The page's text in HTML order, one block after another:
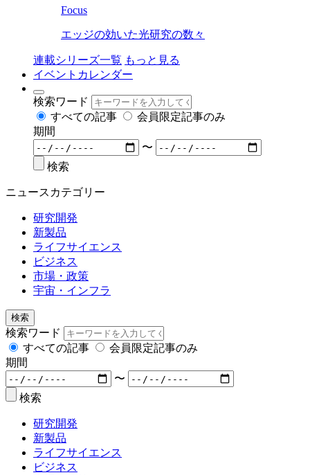
Focus
エッジの効いた光研究の数々
連載シリーズ一覧 もっと見る
イベントカレンダー
検索ワード
すべての記事
会員限定記事のみ
期間
〜
検索
ニュースカテゴリー
研究開発
新製品
ライフサイエンス
ビジネス
市場・政策
宇宙・インフラ
検索
検索ワード
すべての記事
会員限定記事のみ
期間
〜
検索
研究開発
新製品
ライフサイエンス
ビジネス